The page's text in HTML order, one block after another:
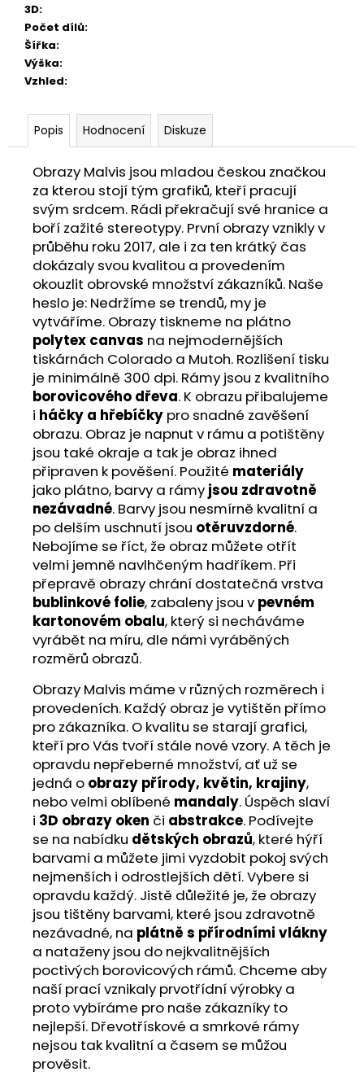
3D:
Počet dílů:
Šířka:
Výška:
Vzhled:
Popis Hodnocení Diskuze
Obrazy Malvis jsou mladou českou značkou
za kterou stojí tým grafiků, kteří pracují
svým srdcem. Rádi překračují své hranice a
boří zažité stereotypy. První obrazy vznikly v
průběhu roku 2017, ale i za ten krátký čas
dokázaly svou kvalitou a provedením
okouzlit obrovské množství zákazníků. Naše
heslo je: Nedržíme se trendů, my je
vytváříme. Obrazy tiskneme na plátno
polytex canvas na nejmodernějších
tiskárnách Colorado a Mutoh. Rozlišení tisku
je minimálně 300 dpi. Rámy jsou z kvalitního
borovicového dřeva. K obrazu přibalujeme
i háčky a hřebíčky pro snadné zavěšení
obrazu. Obraz je napnut v rámu a potištěny
jsou také okraje a tak je obraz ihned
připraven k pověšení. Použité materiály
jako plátno, barvy a rámy jsou zdravotně
nezávadné. Barvy jsou nesmírně kvalitní a
po delším uschnutí jsou otěruvzdorné.
Nebojíme se říct, že obraz můžete otřít
velmi jemně navlhčeným hadříkem. Při
přepravě obrazy chrání dostatečná vrstva
bublinkové folie, zabaleny jsou v pevném
kartonovém obalu, který si necháváme
vyrábět na míru, dle námi vyráběných
rozměrů obrazů.
Obrazy Malvis máme v různých rozměrech i
provedeních. Každý obraz je vytištěn přímo
pro zákazníka. O kvalitu se starají grafici,
kteří pro Vás tvoří stále nové vzory. A těch je
opravdu nepřeberné množství, ať už se
jedná o obrazy přírody, květin, krajiny,
nebo velmi oblíbené mandaly. Úspěch slaví
i 3D obrazy oken či abstrakce. Podívejte
se na nabídku dětských obrazů, které hýří
barvami a můžete jimi vyzdobit pokoj svých
nejmenších i odrostlejších dětí. Vybere si
opravdu každý. Jistě důležité je, že obrazy
jsou tištěny barvami, které jsou zdravotně
nezávadné, na plátně s přírodními vlákny
a nataženy jsou do nejkvalitnějších
poctivých borovicových rámů. Chceme aby
naší prací vznikaly prvotřídní výrobky a
proto vybíráme pro naše zákazníky to
nejlepší. Dřevotřískové a smrkové rámy
nejsou tak kvalitní a časem se můžou
prověsit.